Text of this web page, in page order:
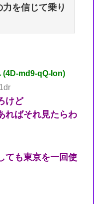
を信じて乗り
(4D-md9-qQ-Ion)
けど
ればそれ見たらわ
ても東京を一回使